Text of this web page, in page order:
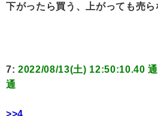
下がったら買う、上がっても売ら
7: 2022/08/13(土) 12:50:10.40
通
>>4